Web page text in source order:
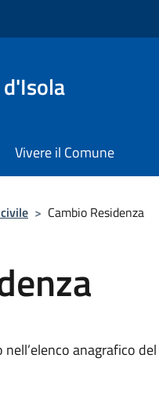
Vivere il Comune
> Cambio Residenza
nell’elenco anagrafico